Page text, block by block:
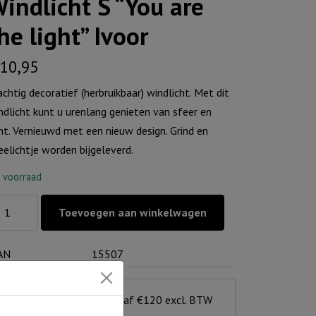
light” Ivoor
decoratief (herbruikbaar) windlicht. Met dit
kunt u urenlang genieten van sfeer en
Vernieuwd met een nieuw design. Grind en
worden bijgeleverd.
voorraad
Toevoegen aan winkelwagen
15507
Gratis verzending vanaf €120 excl. BTW